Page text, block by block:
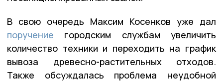
В свою очередь Максим Косенков уже дал
поручение городским службам увеличить
количество техники и переходить на график
вывоза древесно-растительных отходов.
Также обсуждалась проблема неудобной